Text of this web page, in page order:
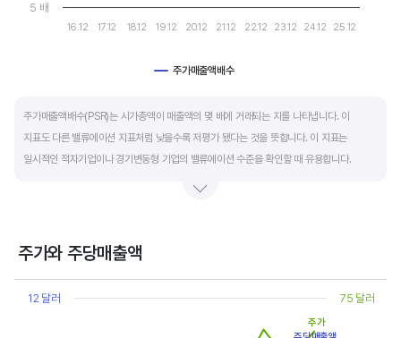
주가매출액배수
16.12 17.12 18.12 19.12 20.12 21.12 22.12 23.12 24.12 25.12
5 배
주가매출액배수(PSR)는 시가총액이 매출액의 몇 배에 거래되는 지를 나타냅니다. 이
지표도 다른 밸류에이션 지표처럼 낮을수록 저평가 됐다는 것을 뜻합니다. 이 지표는
일시적인 적자기업이나 경기변동형 기업의 밸류에이션 수준을 확인할 때 유용합니다.
주가와 주당매출액
Chart
Line chart with 2 lines.
The chart has 1 X axis displaying categories.
12 달러 75 달러
주가